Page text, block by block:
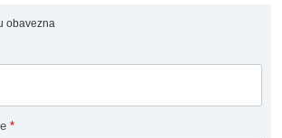
obavezna
*